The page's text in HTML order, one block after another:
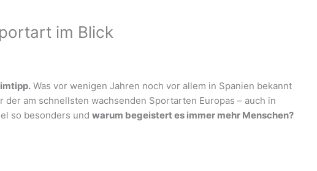
im Blick
Was vor wenigen Jahren noch vor allem in Spanien bekannt
am schnellsten wachsenden Sportarten Europas – auch in
so besonders und warum begeistert es immer mehr Menschen?